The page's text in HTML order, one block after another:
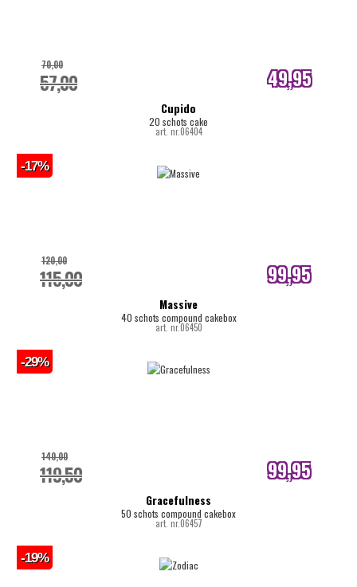
Cupido
20 schots cake
art. nr.06404
57,00
70,00 49,95
internetprijs
Massive
40 schots compound cakebox
art. nr.06450
115,00
120,00 99,95
internetprijs
-17%
Gracefulness
50 schots compound cakebox
art. nr.06457
119,50
140,00 99,95
internetprijs
-29%
-19%